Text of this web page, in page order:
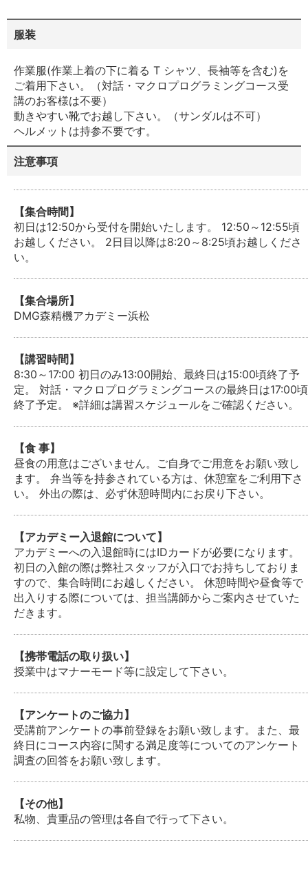
服装
作業服(作業上着の下に着る T シャツ、⻑袖等を含む)を
ご着用下さい。（対話・マクロプログラミングコース受
講のお客様は不要）
動きやすい靴でお越し下さい。（サンダルは不可）
ヘルメットは持参不要です。
注意事項
【集合時間】
初日は12:50から受付を開始いたします。 12:50～12:55頃
お越しください。 2日目以降は8:20～8:25頃お越しくださ
い。
【集合場所】
DMG森精機アカデミー浜松
【講習時間】
8:30～17:00 初日のみ13:00開始、最終日は15:00頃終了予
定。 対話・マクロプログラミングコースの最終日は17:00頃
終了予定。 ※詳細は講習スケジュールをご確認ください。
【食 事】
昼食の用意はございません。ご自身でご用意をお願い致し
ます。 弁当等を持参されている方は、休憩室をご利用下さ
い。 外出の際は、必ず休憩時間内にお戻り下さい。
【アカデミー入退館について】
アカデミーへの入退館時にはIDカードが必要になります。
初日の入館の際は弊社スタッフが入口でお持ちしておりま
すので、集合時間にお越しください。 休憩時間や昼食等で
出入りする際については、担当講師からご案内させていた
だきます。
【携帯電話の取り扱い】
授業中はマナーモード等に設定して下さい。
【アンケートのご協力】
受講前アンケートの事前登録をお願い致します。また、最
終日にコース内容に関する満⾜度等についてのアンケート
調査の回答をお願い致します。
【その他】
私物、貴重品の管理は各自で⾏って下さい。